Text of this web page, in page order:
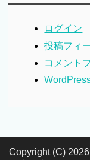
ログイン
投稿フィ
コメント
Copyright (C)